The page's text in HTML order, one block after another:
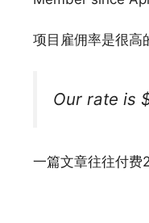
项目雇佣率是很高
Our rate is
一篇文章往往付费